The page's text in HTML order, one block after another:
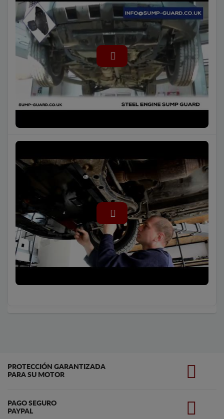
PROTECCIÓN GARANTIZADA
PARA SU MOTOR
PAGO SEGURO
PAYPAL